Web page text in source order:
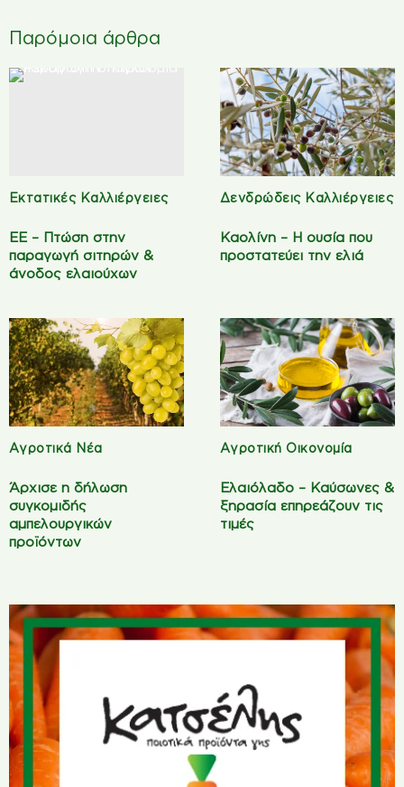
Παρόμοια άρθρα
Εκτατικές Καλλιέργειες
ΕΕ – Πτώση στην
παραγωγή σιτηρών &
άνοδος ελαιούχων
Δενδρώδεις Καλλιέργειες
Καολίνη – Η ουσία που
προστατεύει την ελιά
Αγροτικά Νέα
Άρχισε η δήλωση
συγκομιδής
αμπελουργικών
προϊόντων
Αγροτική Οικονομία
Ελαιόλαδο – Καύσωνες &
ξηρασία επηρεάζουν τις
τιμές